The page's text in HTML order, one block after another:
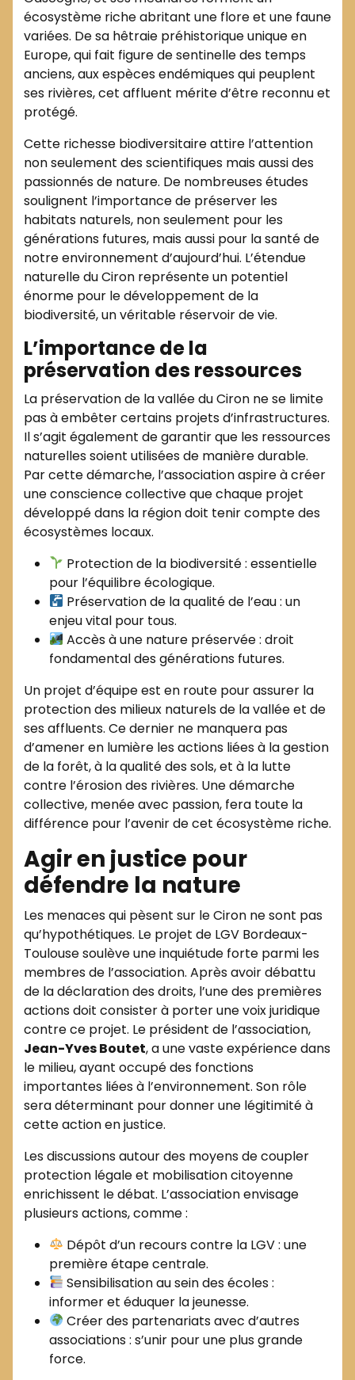
écosystème riche abritant une flore et une faune
variées. De sa hêtraie préhistorique unique en
Europe, qui fait figure de sentinelle des temps
anciens, aux espèces endémiques qui peuplent
ses rivières, cet affluent mérite d’être reconnu et
protégé.
Cette richesse biodiversitaire attire l’attention
non seulement des scientifiques mais aussi des
passionnés de nature. De nombreuses études
soulignent l’importance de préserver les
habitats naturels, non seulement pour les
générations futures, mais aussi pour la santé de
notre environnement d’aujourd’hui. L’étendue
naturelle du Ciron représente un potentiel
énorme pour le développement de la
biodiversité, un véritable réservoir de vie.
L’importance de la
préservation des ressources
La préservation de la vallée du Ciron ne se limite
pas à embêter certains projets d’infrastructures.
Il s’agit également de garantir que les ressources
naturelles soient utilisées de manière durable.
Par cette démarche, l’association aspire à créer
une conscience collective que chaque projet
développé dans la région doit tenir compte des
écosystèmes locaux.
Protection de la biodiversité : essentielle
pour l’équilibre écologique.
Préservation de la qualité de l’eau : un
enjeu vital pour tous.
Accès à une nature préservée : droit
fondamental des générations futures.
Un projet d’équipe est en route pour assurer la
protection des milieux naturels de la vallée et de
ses affluents. Ce dernier ne manquera pas
d’amener en lumière les actions liées à la gestion
de la forêt, à la qualité des sols, et à la lutte
contre l’érosion des rivières. Une démarche
collective, menée avec passion, fera toute la
différence pour l’avenir de cet écosystème riche.
Agir en justice pour
défendre la nature
Les menaces qui pèsent sur le Ciron ne sont pas
qu’hypothétiques. Le projet de LGV Bordeaux-
Toulouse soulève une inquiétude forte parmi les
membres de l’association. Après avoir débattu
de la déclaration des droits, l’une des premières
actions doit consister à porter une voix juridique
contre ce projet. Le président de l’association,
Jean-Yves Boutet, a une vaste expérience dans
le milieu, ayant occupé des fonctions
importantes liées à l’environnement. Son rôle
sera déterminant pour donner une légitimité à
cette action en justice.
Les discussions autour des moyens de coupler
protection légale et mobilisation citoyenne
enrichissent le débat. L’association envisage
plusieurs actions, comme :
Dépôt d’un recours contre la LGV : une
première étape centrale.
Sensibilisation au sein des écoles :
informer et éduquer la jeunesse.
Créer des partenariats avec d’autres
associations : s’unir pour une plus grande
force.